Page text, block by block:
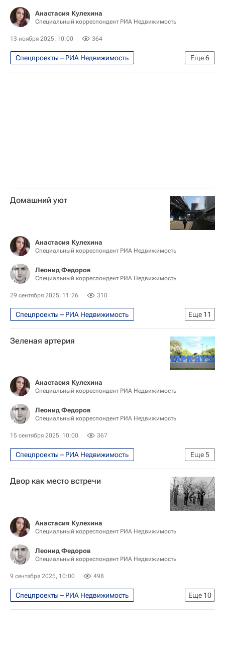
Анастасия Кулехина
Специальный корреспондент РИА Недвижимость
13 ноября 2025, 10:00 364
Еще6
Спецпроекты – РИА Недвижимость
Москва
Домашний уют
Анастасия Кулехина
Специальный корреспондент РИА Недвижимость
Леонид Федоров
Специальный корреспондент РИА Недвижимость
29 сентября 2025, 11:26 310
Еще 11
Спецпроекты – РИА Недвижимость
Москва
Москва Сегодня: мегаполис для жизни
Комплекс городского хозяйства Москвы
Городская среда
Благоустройство
Город: детали – РИА Недвижимость
Метрополь
Малый театр
МОЭК
Ясенево
Зеленая артерия
Анастасия Кулехина
Специальный корреспондент РИА Недвижимость
Леонид Федоров
Специальный корреспондент РИА Недвижимость
15 сентября 2025, 10:00 367
Еще5
Спецпроекты – РИА Недвижимость
Москва Сегодня: мегаполис для жизни
Москва
Городское хозяйство Москвы
Город: детали – РИА Недвижимость
Двор как место встречи
Анастасия Кулехина
Специальный корреспондент РИА Недвижимость
Леонид Федоров
Специальный корреспондент РИА Недвижимость
9 сентября 2025, 10:00 498
Еще 10
Спецпроекты – РИА Недвижимость
Город: детали – РИА Недвижимость